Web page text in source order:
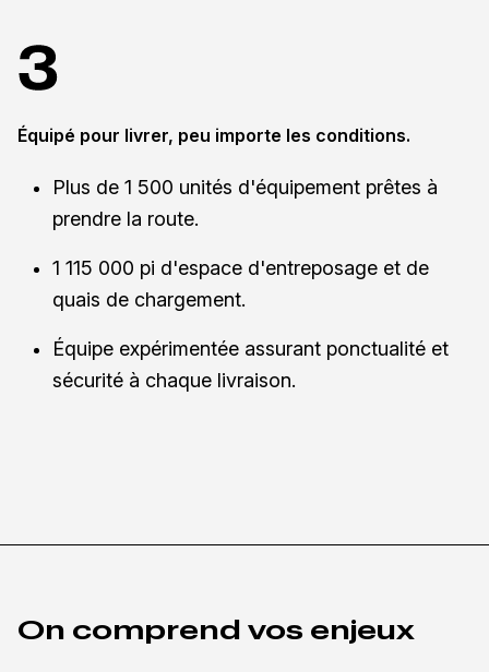
Équipé pour livrer, peu importe les conditions.
Plus de 1 500 unités d'équipement prêtes à
prendre la route.
1 115 000 pi d'espace d'entreposage et de
quais de chargement.
Équipe expérimentée assurant ponctualité et
sécurité à chaque livraison.
On comprend vos enjeux